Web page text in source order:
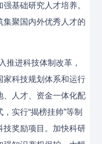
基础研究人才培养。
集聚国内外优秀人才的
推进科技体制改革，
家科技规划体系和运行
、人才、资金一体化配
实行“揭榜挂帅”等制
技奖励项目。加快科研